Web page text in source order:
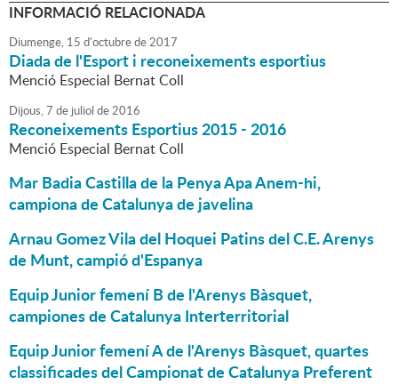
INFORMACIÓ RELACIONADA
Diumenge, 15 d'octubrede2017
Diada de l'Esport i reconeixements esportius
Menció Especial Bernat Coll
Dijous,7 de juliol de2016
Reconeixements Esportius 2015 - 2016
Menció Especial Bernat Coll
Mar Badia Castilla de la Penya Apa Anem-hi,
campiona de Catalunya de javelina
Arnau Gomez Vila del Hoquei Patins del C.E. Arenys
de Munt, campió d'Espanya
Equip Junior femení B de l'Arenys Bàsquet,
campiones de Catalunya Interterritorial
Equip Junior femení A de l'Arenys Bàsquet, quartes
classificades del Campionat de Catalunya Preferent